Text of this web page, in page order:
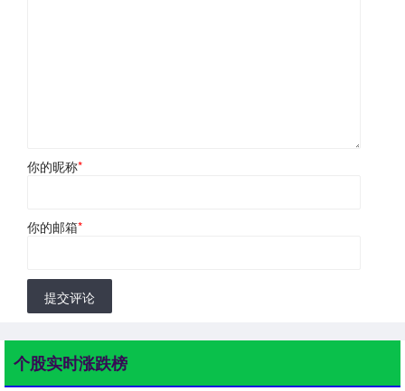
你的昵称*
你的邮箱*
提交评论
个股实时涨跌榜